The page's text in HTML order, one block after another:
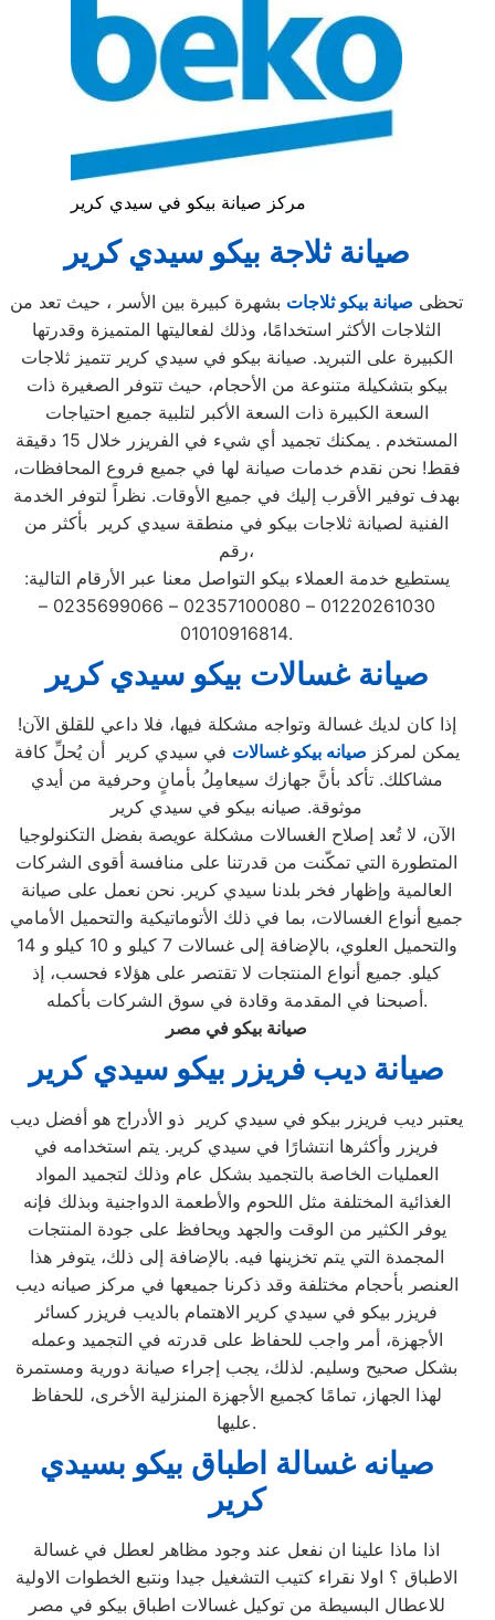
مركز صيانة بيكو في سيدي كرير
صيانة ثلاجة بيكو سيدي كرير
تحظى صيانة بيكو ثلاجات بشهرة كبيرة بين الأسر ، حيث تعد من
الثلاجات الأكثر استخدامًا، وذلك لفعاليتها المتميزة وقدرتها
الكبيرة على التبريد. صيانة بيكو في سيدي كرير تتميز ثلاجات
بيكو بتشكيلة متنوعة من الأحجام، حيث تتوفر الصغيرة ذات
السعة الكبيرة ذات السعة الأكبر لتلبية جميع احتياجات
المستخدم . يمكنك تجميد أي شيء في الفريزر خلال 15 دقيقة
فقط! نحن نقدم خدمات صيانة لها في جميع فروع المحافظات،
بهدف توفير الأقرب إليك في جميع الأوقات. نظراً لتوفر الخدمة
الفنية لصيانة ثلاجات بيكو في منطقة سيدي كرير بأكثر من
رقم،
يستطيع خدمة العملاء بيكو التواصل معنا عبر الأرقام التالية:
01220261030 – 02357100080 – 0235699066 –
01010916814.
صيانة غسالات بيكو سيدي كرير
إذا كان لديك غسالة وتواجه مشكلة فيها، فلا داعي للقلق الآن!
يمكن لمركز صيانه بيكو غسالات في سيدي كرير أن يُحلِّ كافة
مشاكلك. تأكد بأنَّ جهازك سيعامِلُ بأمانٍ وحرفية من أيدي
موثوقة. صيانه بيكو في سيدي كرير
الآن، لا تُعد إصلاح الغسالات مشكلة عويصة بفضل التكنولوجيا
المتطورة التي تمكّنت من قدرتنا على منافسة أقوى الشركات
العالمية وإظهار فخر بلدنا سيدي كرير. نحن نعمل على صيانة
جميع أنواع الغسالات، بما في ذلك الأتوماتيكية والتحميل الأمامي
والتحميل العلوي، بالإضافة إلى غسالات 7 كيلو و 10 كيلو و 14
كيلو. جميع أنواع المنتجات لا تقتصر على هؤلاء فحسب، إذ
أصبحنا في المقدمة وقادة في سوق الشركات بأكمله.
صيانة بيكو في مصر
صيانة ديب فريزر بيكو سيدي كرير
يعتبر ديب فريزر بيكو في سيدي كرير ذو الأدراج هو أفضل ديب
فريزر وأكثرها انتشارًا في سيدي كرير. يتم استخدامه في
العمليات الخاصة بالتجميد بشكل عام وذلك لتجميد المواد
الغذائية المختلفة مثل اللحوم والأطعمة الدواجنية وبذلك فإنه
يوفر الكثير من الوقت والجهد ويحافظ على جودة المنتجات
المجمدة التي يتم تخزينها فيه. بالإضافة إلى ذلك، يتوفر هذا
العنصر بأحجام مختلفة وقد ذكرنا جميعها في مركز صيانه ديب
فريزر بيكو في سيدي كرير الاهتمام بالديب فريزر كسائر
الأجهزة، أمر واجب للحفاظ على قدرته في التجميد وعمله
بشكل صحيح وسليم. لذلك، يجب إجراء صيانة دورية ومستمرة
لهذا الجهاز، تمامًا كجميع الأجهزة المنزلية الأخرى، للحفاظ
عليها.
صيانه غسالة اطباق بيكو بسيدي
كرير
اذا ماذا علينا ان نفعل عند وجود مظاهر لعطل في غسالة
الاطباق ؟ اولا نقراء كتيب التشغيل جيدا ونتبع الخطوات الاولية
للاعطال البسيطة من توكيل غسالات اطباق بيكو في مصر